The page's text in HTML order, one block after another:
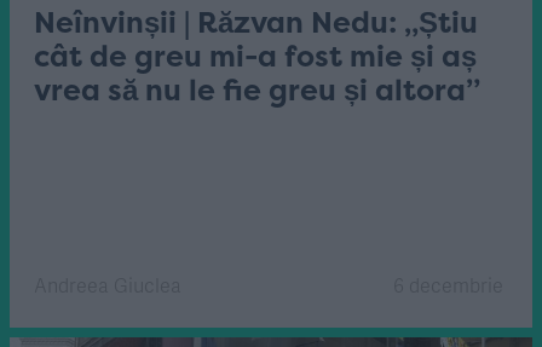
Neînvinșii | Răzvan Nedu: „Știu
cât de greu mi-a fost mie și aș
vrea să nu le fie greu și altora”